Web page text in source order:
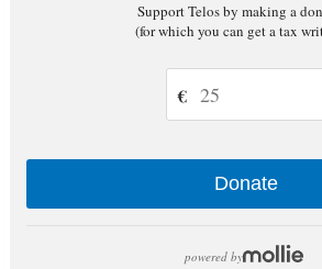
Support Telos by making a
(for which you can get a tax
€
Donate
powered by